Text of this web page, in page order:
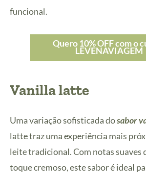
funcional.
Quero 10% OFF com o
LEVENAVIAGEM
Vanilla latte
Uma variação sofisticada dosabor
latte traz uma experiência mais
leite tradicional. Com notas suaves
toque cremoso, este sabor é ideal